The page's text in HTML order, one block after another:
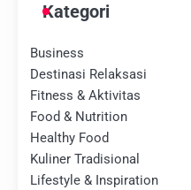
Kategori
Business
Destinasi Relaksasi
Fitness & Aktivitas
Food & Nutrition
Healthy Food
Kuliner Tradisional
Lifestyle & Inspiration